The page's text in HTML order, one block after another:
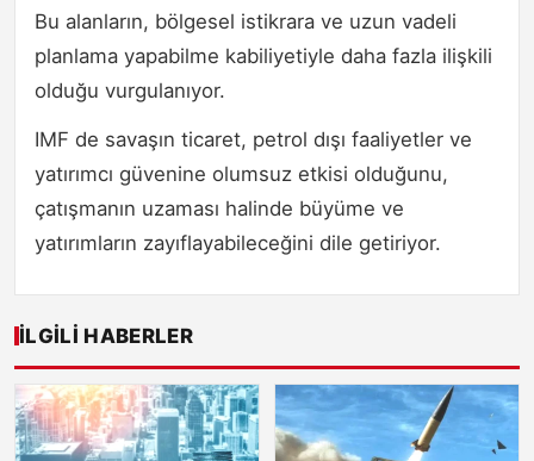
Bu alanların, bölgesel istikrara ve uzun vadeli
planlama yapabilme kabiliyetiyle daha fazla ilişkili
olduğu vurgulanıyor.
IMF de savaşın ticaret, petrol dışı faaliyetler ve
yatırımcı güvenine olumsuz etkisi olduğunu,
çatışmanın uzaması halinde büyüme ve
yatırımların zayıflayabileceğini dile getiriyor.
İLGILI HABERLER